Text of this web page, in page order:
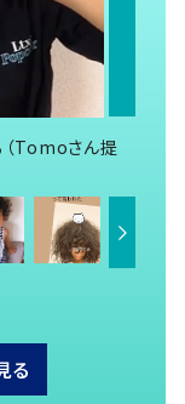
（Tomoさん提
る